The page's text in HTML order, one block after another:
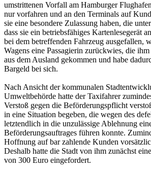
umstrittenen Vorfall am Hamburger
nur vorfahren und an den Terminals auf
sie eine besondere Zulassung haben, die
dass sie ein betriebsfähiges Kartenlesegerät
bei dem betreffenden Fahrzeug ausgefallen,
Wagens eine Passagierin zurückwies, die
aus dem Ausland gekommen und habe
Bargeld bei sich.
Nach Ansicht der kommunalen
Umweltbehörde hatte der Taxifahrer
Verstoß gegen die Beförderungspflicht
in eine Situation begeben, die wegen des
letztendlich in die unzulässige Ablehnung
Beförderungsauftrages führen konnte.
Hoffnung auf bar zahlende Kunden
Deshalb hatte die Stadt von ihm zunächst
von 300 Euro eingefordert.